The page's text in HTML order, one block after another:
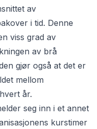
av
i tid. Denne
viss grad av
av brå
gjør også at det er
mellom
år.
seg inn i et annet
kurstimer